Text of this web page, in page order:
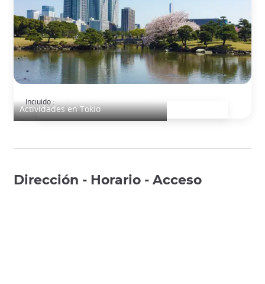
Actividades en Tokio
Incluido :
Dirección - Horario - Acceso